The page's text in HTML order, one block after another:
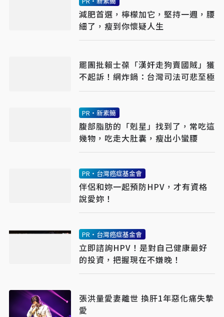
減肥首選，檸檬加它，堅持一週，腰
細了，瘦到你懷疑人生
罷團批賴士葆「漢奸走狗賣國賊」獲
不起訴！網炸鍋：台灣司法可悲至極
PR・新素簡
腹部脂肪的「剋星」找到了，常吃這
幾物，吃走大肚囊，瘦出小蠻腰
PR・台灣癌症基金會
伴侶和妳一起預防HPV，才有資格
說愛妳！
PR・台灣癌症基金會
立即諮詢HPV！是對自己健康最好
的投資，把握現在不嫌晚！
張洪量愛妻離世 換肝1年惡化痛失摯
愛